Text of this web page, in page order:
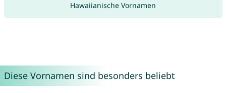
Hawaiianische Vornamen
Diese Vornamen sind besonders beliebt